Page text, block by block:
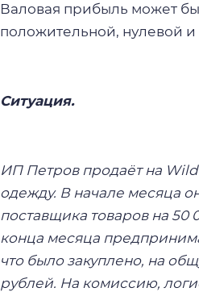
Валовая прибыль может
положительной, нулевой и
Ситуация.
ИП Петров продаёт на
одежду. В начале месяца
поставщика товаров на 50
конца месяца
что было закуплено, на
рублей. На комиссию,